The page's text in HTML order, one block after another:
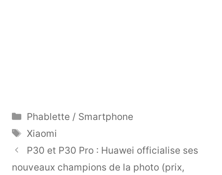
Catégories
Phablette / Smartphone
Étiquettes
Xiaomi
P30 et P30 Pro : Huawei officialise ses
nouveaux champions de la photo (prix,